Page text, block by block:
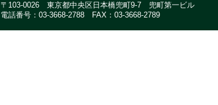
〒103-0026 東京都中央区日本橋兜町9-7 兜町第一ビル
電話番号：03-3668-2788 FAX：03-3668-2789